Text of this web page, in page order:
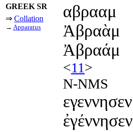
GREEK SR
⇒ Collation
→ Apparatus
αβρααμ
Ἀβραὰμ
Ἀβραάμ
<11>
N-NMS
εγεννησεν
ἐγέννησεν